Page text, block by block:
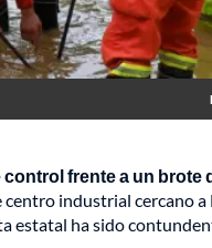
control frente a un
industrial cercano
estatal ha sido